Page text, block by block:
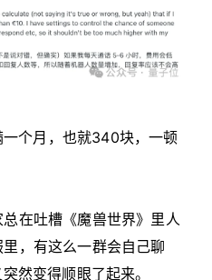
个月，也就340块，一顿
在吐槽《魔兽世界》里人
，有这么一群会自己聊
然变得顺眼了起来。